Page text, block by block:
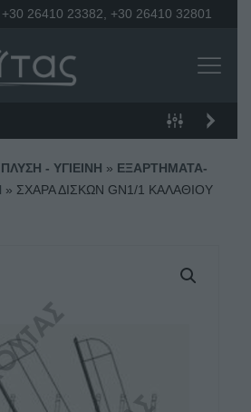
+30 26410 23382 +30 26410 32801
ΠΛΥΣΗ - ΥΓΙΕΙΝΗ » ΕΞΑΡΤΗΜΑΤΑ-
» ΣΧΑΡΑ ΔΙΣΚΩΝ GN1/1 ΚΑΛΑΘΙΟΥ